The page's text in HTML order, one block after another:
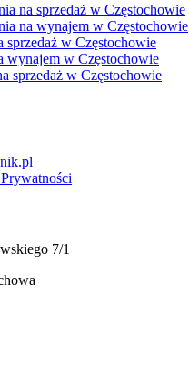
na sprzedaż w Częstochowie
na wynajem w Częstochowie
sprzedaż w Częstochowie
wynajem w Częstochowie
sprzedaż w Częstochowie
7/1